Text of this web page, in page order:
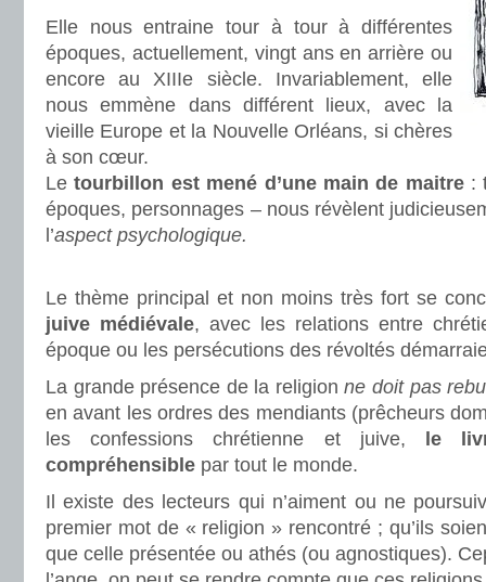
Elle nous entraine tour à tour à différentes
époques, actuellement, vingt ans en arrière ou
encore au XIIIe siècle. Invariablement, elle
nous emmène dans différent lieux, avec la
vieille Europe et la Nouvelle Orléans, si chères
à son cœur.
Letourbillon est mené d’une main de maitre :
époques, personnages – nous révèlent
l’aspect psychologique.
Le thème principal et non moins très fort se
juive médiévale, avec les relations entre
époque ou les persécutions des révoltés
La grande présence de la religionne doit pas
en avant les ordres des mendiants (prêcheurs
les confessions chrétienne et juive,
le
compréhensible par tout le monde.
Il existe des lecteurs qui n’aiment ou ne
premier mot de « religion » rencontré ; qu’ils
que celle présentée ou athés (ou agnostiques).